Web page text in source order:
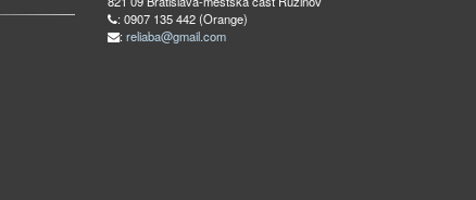
: 0907 135 442 (Orange)
: reliaba@gmail.com